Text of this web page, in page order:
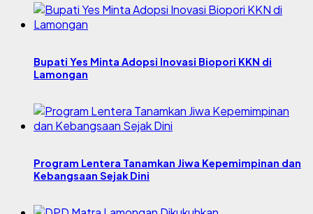
Bupati Yes Minta Adopsi Inovasi Biopori KKN di
Lamongan
Program Lentera Tanamkan Jiwa Kepemimpinan dan
Kebangsaan Sejak Dini